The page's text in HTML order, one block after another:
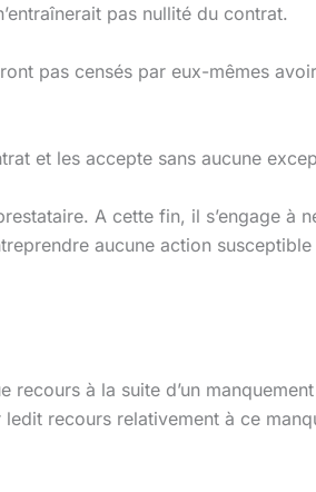
pas nullité du contrat.
pas censés par eux-mêmes
et les accepte sans aucune
A cette fin, il s’engage à
aucune action
à la suite d’un
recours relativement à ce